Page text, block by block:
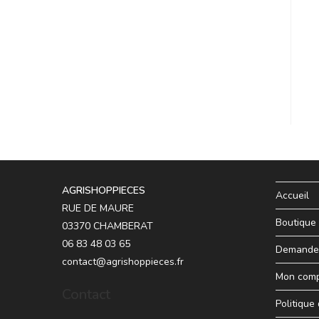
AGRISHOPPIECES
RUE DE MAURE
03370 CHAMBERAT
06 83 48 03 65
contact@agrishoppieces.fr
Accueil
Boutique
Mon
Politique